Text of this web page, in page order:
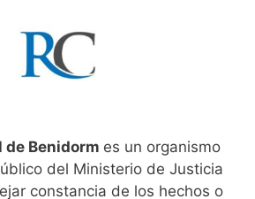
de Benidorm es un organismo
del Ministerio de Justicia
constancia de los hechos o